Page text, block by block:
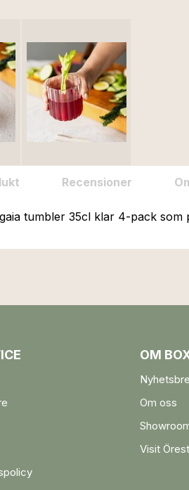
Recensioner
tumbler 35cl klar 4-pack
OM
Om oss
Visit